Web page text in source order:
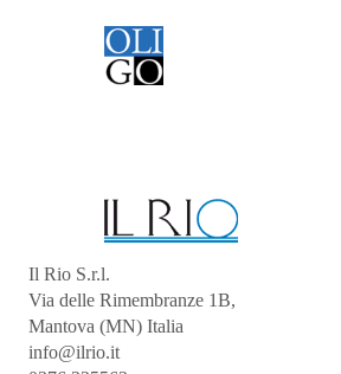
Il Rio S.r.l.
Via delle Rimembranze 1B,
Mantova (MN) Italia
info@ilrio.it